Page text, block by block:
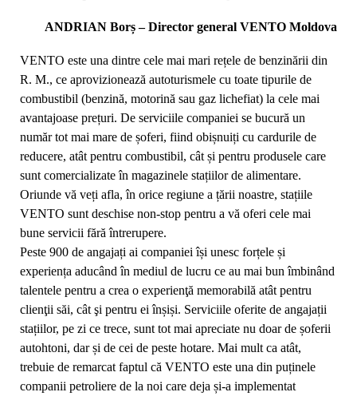
ANDRIAN Borș –Director general VENTO Moldova
VENTO este una dintre cele mai mari rețele de benzinării din
R. M., ce aprovizionează autoturismele cu toate tipurile de
combustibil (benzină, motorină sau gaz lichefiat) la cele mai
avantajoase prețuri. De serviciile companiei se bucură un
număr tot mai mare de șoferi, fiind obișnuiți cu cardurile de
reducere, atât pentru combustibil, cât și pentru produsele care
sunt comercializate în magazinele stațiilor de alimentare.
Oriunde vă veți afla, în orice regiune a țării noastre, stațiile
VENTO sunt deschise non-stop pentru a vă oferi cele mai
bune servicii fără întrerupere.
Peste 900 de angajați ai companiei își unesc forțele și
experiența aducând în mediul de lucru ce au mai bun îmbinând
talentele pentru a crea o experienţă memorabilă atât pentru
clienţii săi, cât şi pentru ei înșiși. Serviciile oferite de angajații
stațiilor, pe zi ce trece, sunt tot mai apreciate nu doar de șoferii
autohtoni, dar și de cei de peste hotare. Mai mult ca atât,
trebuie de remarcat faptul că VENTO este una din puținele
companii petroliere de la noi care deja și-a implementat